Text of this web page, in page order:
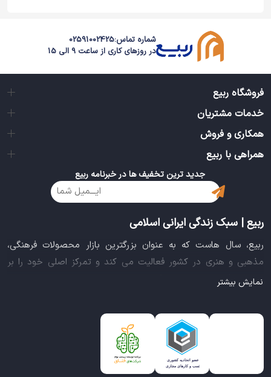
شماره تماس:02591002425
در روزهای کاری از ساعت 9 الی 15
فروشگاه ربیع
خدمات مشتریان
همکاری و فروش
همراهی با ربیع
جدید ترین تخفیف ها در خبرنامه ربیع
ربیع | سبک زندگی ایرانی اسلامی
ربیع، سال هاست که به عنوان بزرگترین بازار محصولات فرهنگی،
مذهبی و هنری در کشور فعالیت می کند و تمرکز اصلی خود را بر
سبک زندگی ایرانی اسلامی قرار داده است. این بازار مجموعه کاملی از
شما را برای خرید اینترنتی کالاهای فرهنگی، مذهبی و هنری برآورده
ایده خلاقانه عرضه محصولات فرهنگی در بستر اینترنت باعث شد تا
ربیع، علاوه بر داشتن نماد اعتماد الکترونیکی و مجوز سازمان صنفی
نمایش بیشتر